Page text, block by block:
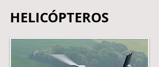
HELICÓPTEROS